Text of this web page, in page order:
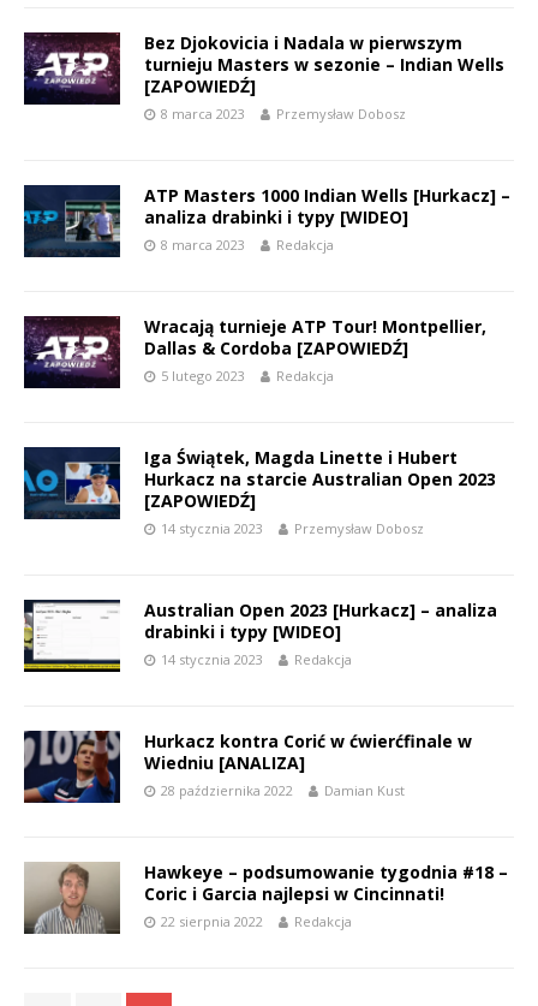
Bez Djokovicia i Nadala w pierwszym
turnieju Masters w sezonie – Indian Wells
[ZAPOWIEDŹ]
8 marca 2023 Przemysław Dobosz
ATP Masters 1000 Indian Wells [Hurkacz] –
analiza drabinki i typy [WIDEO]
8 marca 2023 Redakcja
Wracają turnieje ATP Tour! Montpellier,
Dallas & Cordoba [ZAPOWIEDŹ]
5 lutego 2023 Redakcja
Iga Świątek, Magda Linette i Hubert
Hurkacz na starcie Australian Open 2023
[ZAPOWIEDŹ]
14 stycznia 2023 Przemysław Dobosz
Australian Open 2023 [Hurkacz] – analiza
drabinki i typy [WIDEO]
14 stycznia 2023 Redakcja
Hurkacz kontra Corić w ćwierćfinale w
Wiedniu [ANALIZA]
28 października 2022 Damian Kust
Hawkeye – podsumowanie tygodnia #18 –
Coric i Garcia najlepsi w Cincinnati!
22 sierpnia 2022 Redakcja